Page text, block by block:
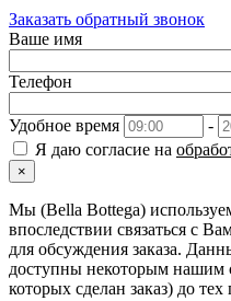
Заказать обратный звонок
Ваше имя
Телефон
Удобное время
-
Я даю согласие на
×
Мы (Bella Bottega)
впоследствии связаться с
для обсуждения заказа.
доступны некоторым нашим
которых сделан заказ) до